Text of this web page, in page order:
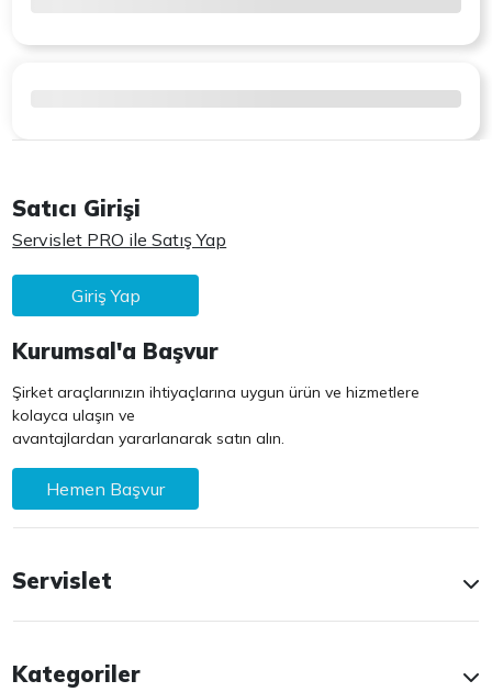
Satıcı Girişi
Servislet PRO ile Satış Yap
Giriş Yap
Kurumsal'a Başvur
Şirket araçlarınızın ihtiyaçlarına uygun ürün ve hizmetlere
kolayca ulaşın ve
avantajlardan yararlanarak satın alın.
Hemen Başvur
Servislet
Kategoriler